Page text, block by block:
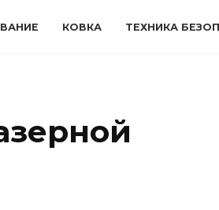
КОВКА ТЕХНИКА